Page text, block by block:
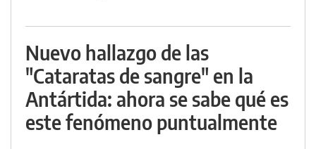
Nuevo hallazgo de las
"Cataratas de sangre" en la
Antártida: ahora se sabe qué es
este fenómeno puntualmente